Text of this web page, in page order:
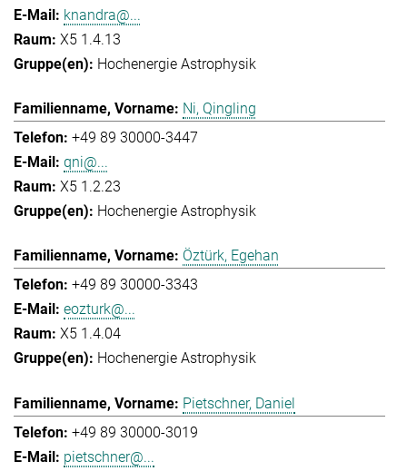
knandra@...
X5 1.4.13
Hochenergie Astrophysik
Ni, Qingling
+49 89 30000-3447
qni@...
X5 1.2.23
Hochenergie Astrophysik
Öztürk, Egehan
+49 89 30000-3343
eozturk@...
X5 1.4.04
Hochenergie Astrophysik
Pietschner, Daniel
+49 89 30000-3019
pietschner@...